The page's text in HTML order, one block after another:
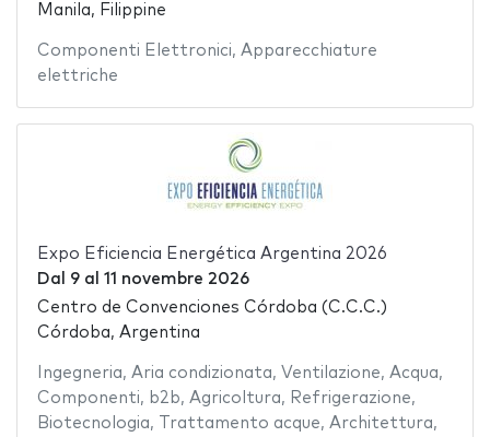
Manila, Filippine
Componenti Elettronici, Apparecchiature
elettriche
Expo Eficiencia Energética Argentina 2026
Dal 9al 11 novembre 2026
Centro de Convenciones Córdoba (C.C.C.)
Córdoba, Argentina
Ingegneria, Aria condizionata, Ventilazione, Acqua,
Componenti, b2b, Agricoltura, Refrigerazione,
Biotecnologia, Trattamento acque, Architettura,